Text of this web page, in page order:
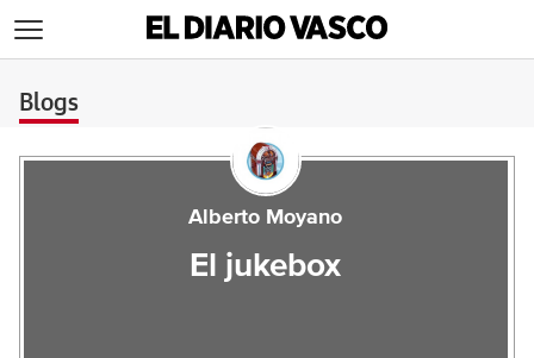
Blogs
Alberto Moyano
El jukebox